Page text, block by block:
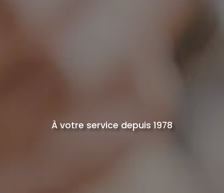
À votre service depuis 1978